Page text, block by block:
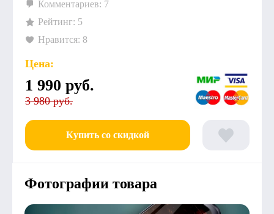
Комментариев: 7
Рейтинг: 5
Нравится: 8
Цена:
1 990 руб.
3 980 руб.
Купить со скидкой
Фотографии товара